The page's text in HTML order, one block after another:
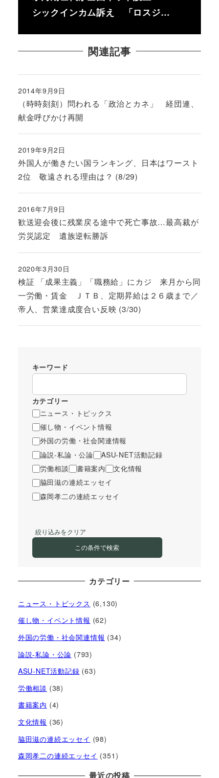
シックインカム訴え 「ロスジ…
関連記事
（時時刻刻）問われる「政治とカネ」 経団連、
献金呼びかけ再開
投稿日
2014年9月9日
外国人が働きたい国ランキング、日本はワースト
2位 敬遠される理由は？ (8/29)
投稿日
2019年9月2日
歓送迎会後に残業戻る途中で死亡事故…最高裁が
労災認定 遺族逆転勝訴
投稿日
2016年7月9日
検証 「成果主義」「職務給」にカジ 来月から同
一労働・賃金 ＪＴＢ、定期昇給は２６歳まで／
帝人、営業達成度合い反映 (3/30)
投稿日
2020年3月30日
キーワード
カテゴリー
ニュース・トピックス
催し物・イベント情報
外国の労働・社会関連情報
論説-私論・公論
ASU-NET活動記録
労働相談
書籍案内
文化情報
脇田滋の連続エッセイ
森岡孝二の連続エッセイ
絞り込みをクリア
この条件で検索
カテゴリー
ニュース・トピックス (6,130)
催し物・イベント情報 (62)
外国の労働・社会関連情報 (34)
論説-私論・公論 (793)
ASU-NET活動記録 (63)
労働相談 (38)
書籍案内 (4)
文化情報 (36)
脇田滋の連続エッセイ (98)
森岡孝二の連続エッセイ (351)
最近の投稿